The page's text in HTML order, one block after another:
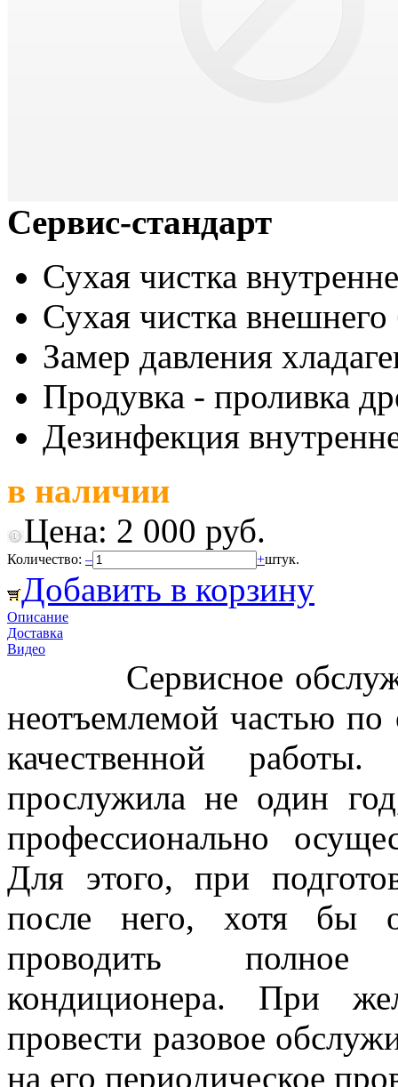
Сервис-стандарт
Сухая чистка
Сухая чистка внешнего
Замер давления
Продувка - проливка
Дезинфекция
в наличии
Цена: 2 000 руб.
Количество: – +штук.
Добавить в корзину
Описание
Доставка
Видео
Сервисное
неотъемлемой частью по
качественной
прослужила не один
профессионально
Для этого, при
после него, хотя бы
проводить полное
кондиционера. При
провести разовое
на его периодическое